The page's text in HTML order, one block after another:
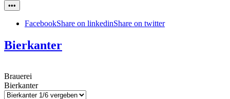
•••
FacebookShare on linkedinShare on twitter
Bierkanter
Brauerei
Bierkanter